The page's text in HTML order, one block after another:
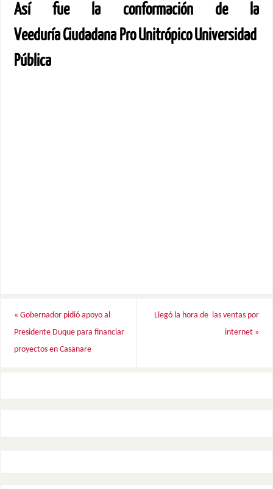
Así fue la conformación de la
VeeduríaCiudadana Pro Unitrópico Universidad
Pública
« Gobernador pidió apoyo al
Presidente Duque para financiar
proyectos en Casanare
Llegó la hora de las ventas por
internet »